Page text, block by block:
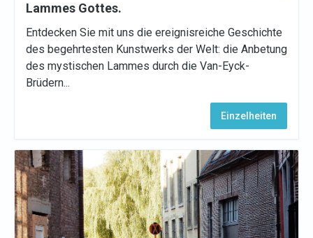
Lammes Gottes.
Entdecken Sie mit uns die ereignisreiche Geschichte
des begehrtesten Kunstwerks der Welt: die Anbetung
des mystischen Lammes durch die Van-Eyck-
Brüdern...
Einzelheiten